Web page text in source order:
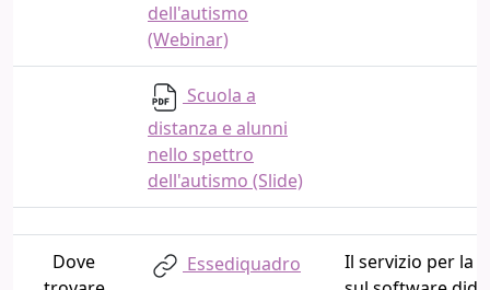
dell'autismo
(Webinar)
Scuola a
distanza e alunni
nello spettro
dell'autismo (Slide)
Dove
Essediquadro
Il servizio per la